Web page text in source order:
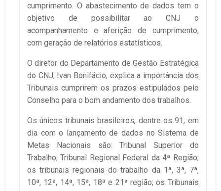
cumprimento. O abastecimento de dados tem o
objetivo de possibilitar ao CNJ o
acompanhamento e aferição de cumprimento,
com geração de relatórios estatísticos.
O diretor do Departamento de Gestão Estratégica
do CNJ, Ivan Bonifácio, explica a importância dos
Tribunais cumprirem os prazos estipulados pelo
Conselho para o bom andamento dos trabalhos.
Os únicos tribunais brasileiros, dentre os 91, em
dia com o lançamento de dados no Sistema de
Metas Nacionais são: Tribunal Superior do
Trabalho; Tribunal Regional Federal da 4ª Região;
os tribunais regionais do trabalho da 1ª, 3ª, 7ª,
10ª, 12ª, 14ª, 15ª, 18ª e 21ª região; os Tribunais